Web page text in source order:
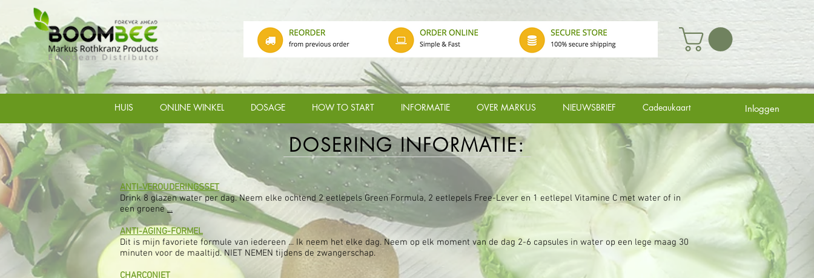
HUIS ONLINE WINKEL DOSAGE HOW TO START INFORMATIE OVER MARKUS NIEUWSBRIEF Cadeaukaart Inloggen
DOSERING INFORMATIE:
ANTI-VEROUDERINGSSET
Drink 8 glazen water per dag. Neem elke ochtend 2 eetlepels Green Formula, 2 eetlepels Free-Lever en 1 eetlepel Vitamine C met water of in
een groene...
ANTI-AGING-FORMEL
Dit is mijn favoriete formule van iedereen ... Ik neem het elke dag. Neem op elk moment van de dag 2-6 capsules in water op een lege maag 30
minuten voor de maaltijd. NIET NEMEN tijdens de zwangerschap.
CHARCONIET